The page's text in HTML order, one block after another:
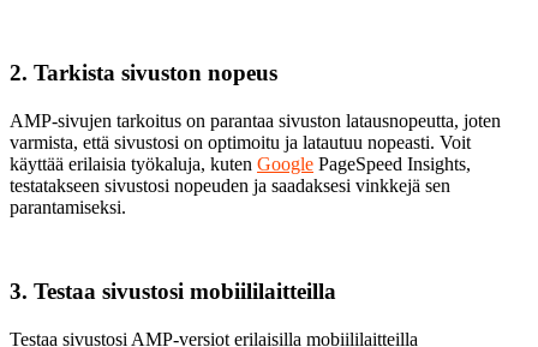
2. Tarkista sivuston nopeus
AMP-sivujen tarkoitus on parantaa sivuston latausnopeutta, joten
varmista, että sivustosi on optimoitu ja latautuu nopeasti. Voit
käyttää erilaisia työkaluja, kuten Google PageSpeed Insights,
testatakseen sivustosi nopeuden ja saadaksesi vinkkejä sen
parantamiseksi.
3. Testaa sivustosi mobiililaitteilla
Testaa sivustosi AMP-versiot erilaisilla mobiililaitteilla